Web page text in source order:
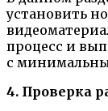
установить
процесс и
с
4. Проверка